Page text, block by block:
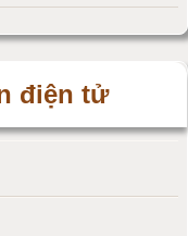
điện tử